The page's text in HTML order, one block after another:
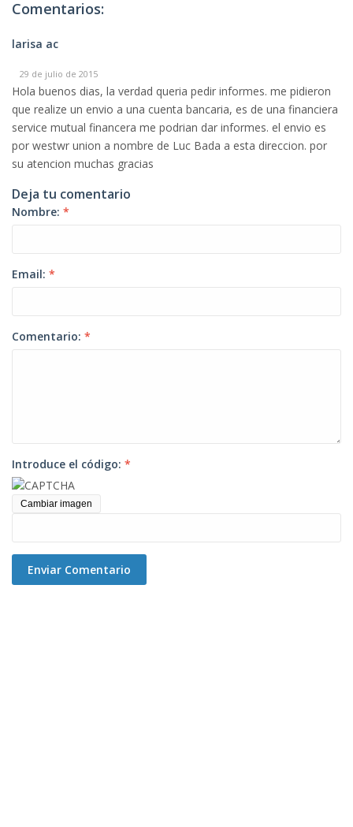
Comentarios:
larisa ac
29 de julio de 2015
Hola buenos dias, la verdad queria pedir informes. me pidieron
que realize un envio a una cuenta bancaria, es de una financiera
service mutual financera me podrian dar informes. el envio es
por westwr union a nombre de Luc Bada a esta direccion. por
su atencion muchas gracias
Deja tu comentario
Nombre: *
Email: *
Comentario: *
Introduce el código: *
Cambiar imagen
Enviar Comentario